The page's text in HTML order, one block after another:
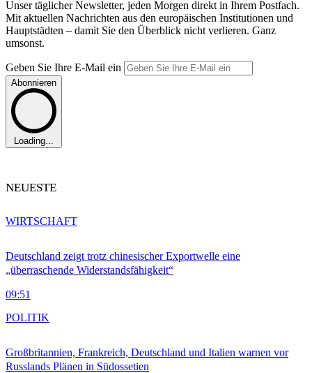
Unser täglicher Newsletter, jeden Morgen direkt in Ihrem Postfach.
Mit aktuellen Nachrichten aus den europäischen Institutionen und
Hauptstädten – damit Sie den Überblick nicht verlieren. Ganz
umsonst.
Geben Sie Ihre E-Mail ein
Abonnieren
Loading...
NEUESTE
Deutschland zeigt trotz chinesischer Exportwelle eine
„überraschende Widerstandsfähigkeit“
09:51
WIRTSCHAFT
Großbritannien, Frankreich, Deutschland und Italien warnen vor
Russlands Plänen in Südossetien
POLITIK